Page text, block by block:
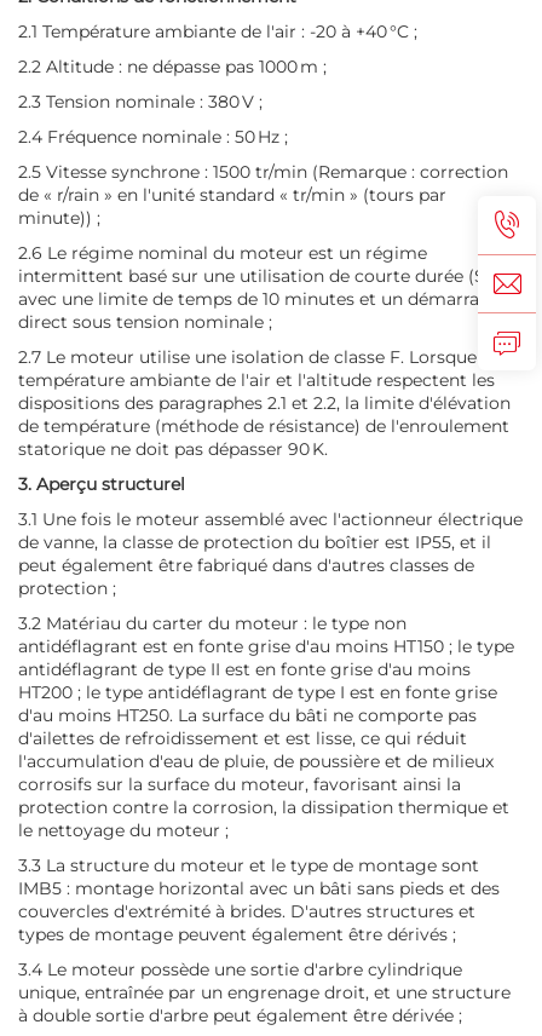
2.1 Température ambiante de l'air : -20 à +40 °C ;
2.2 Altitude : ne dépasse pas 1000 m ;
2.3 Tension nominale : 380 V ;
2.4 Fréquence nominale : 50 Hz ;
2.5 Vitesse synchrone : 1500 tr/min (Remarque : correction
de « r/rain » en l'unité standard « tr/min » (tours par
minute)) ;
2.6 Le régime nominal du moteur est un régime
intermittent basé sur une utilisation de courte durée (S2),
avec une limite de temps de 10 minutes et un démarrage
direct sous tension nominale ;
2.7 Le moteur utilise une isolation de classe F. Lorsque la
température ambiante de l'air et l'altitude respectent les
dispositions des paragraphes 2.1 et 2.2, la limite d'élévation
de température (méthode de résistance) de l'enroulement
statorique ne doit pas dépasser 90 K.
3. Aperçu structurel
3.1 Une fois le moteur assemblé avec l'actionneur électrique
de vanne, la classe de protection du boîtier est IP55, et il
peut également être fabriqué dans d'autres classes de
protection ;
3.2 Matériau du carter du moteur : le type non
antidéflagrant est en fonte grise d'au moins HT150 ; le type
antidéflagrant de type II est en fonte grise d'au moins
HT200 ; le type antidéflagrant de type I est en fonte grise
d'au moins HT250. La surface du bâti ne comporte pas
d'ailettes de refroidissement et est lisse, ce qui réduit
l'accumulation d'eau de pluie, de poussière et de milieux
corrosifs sur la surface du moteur, favorisant ainsi la
protection contre la corrosion, la dissipation thermique et
le nettoyage du moteur ;
3.3 La structure du moteur et le type de montage sont
IMB5 : montage horizontal avec un bâti sans pieds et des
couvercles d'extrémité à brides. D'autres structures et
types de montage peuvent également être dérivés ;
3.4 Le moteur possède une sortie d'arbre cylindrique
unique, entraînée par un engrenage droit, et une structure
à double sortie d'arbre peut également être dérivée ;